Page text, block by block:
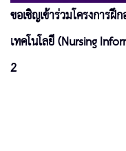
ขอเชิญเข้าร่วมโครงการ
เทคโนโลยี (Nursing
2